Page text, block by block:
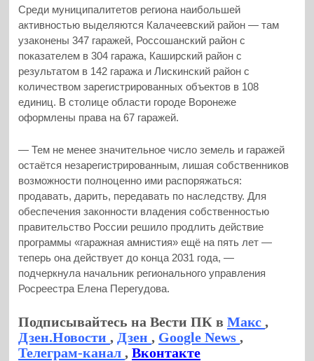
Среди муниципалитетов региона наибольшей
активностью выделяются Калачеевский район — там
узаконены 347 гаражей, Россошанский район с
показателем в 304 гаража, Каширский район с
результатом в 142 гаража и Лискинский район с
количеством зарегистрированных объектов в 108
единиц. В столице области городе Воронеже
оформлены права на 67 гаражей.
— Тем не менее значительное число земель и гаражей
остаётся незарегистрированным, лишая собственников
возможности полноценно ими распоряжаться:
продавать, дарить, передавать по наследству. Для
обеспечения законности владения собственностью
правительство России решило продлить действие
программы «гаражная амнистия» ещё на пять лет —
теперь она действует до конца 2031 года, —
подчеркнула начальник регионального управления
Росреестра Елена Перегудова.
Подписывайтесь на Вести ПК вМакс,
Дзен.Новости, Дзен, Google News,
Телеграм-канал,Вконтакте